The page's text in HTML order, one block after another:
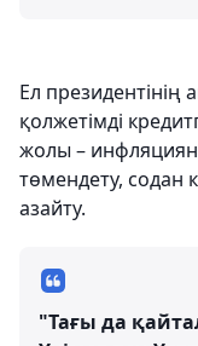
Ел
қолжетімді
жолы –
төмендету, содан
азайту.
"Тағы да